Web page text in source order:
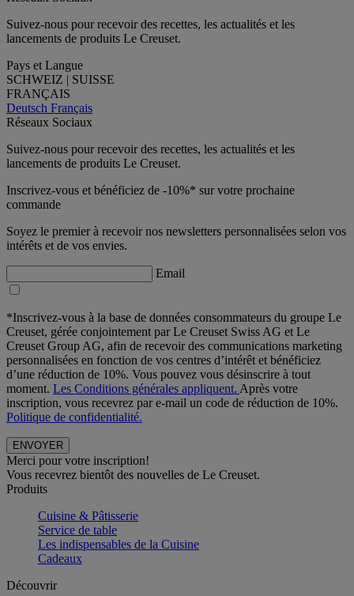
Suivez-nous pour recevoir des recettes, les actualités et les
lancements de produits Le Creuset.
Pays et Langue
SCHWEIZ | SUISSE
FRANÇAIS
Deutsch Français
Réseaux Sociaux
Suivez-nous pour recevoir des recettes, les actualités et les
lancements de produits Le Creuset.
Inscrivez-vous et bénéficiez de -10%* sur votre prochaine
commande
Soyez le premier à recevoir nos newsletters personnalisées selon vos
intérêts et de vos envies.
Email
*Inscrivez-vous à la base de données consommateurs du groupe Le
Creuset, gérée conjointement par Le Creuset Swiss AG et Le
Creuset Group AG, afin de recevoir des communications marketing
personnalisées en fonction de vos centres d’intérêt et bénéficiez
d’une réduction de 10%. Vous pouvez vous désinscrire à tout
moment. Les Conditions générales appliquent. Après votre
inscription, vous recevrez par e-mail un code de réduction de 10%.
Politique de confidentialité.
Merci pour votre inscription!
Vous recevrez bientôt des nouvelles de Le Creuset.
Produits
Cuisine & Pâtisserie
Service de table
Les indispensables de la Cuisine
Cadeaux
Découvrir